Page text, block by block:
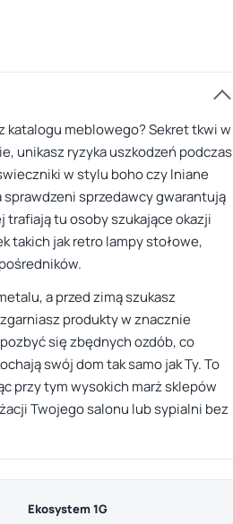
meblowego? Sekret tkwi w
unikasz ryzyka uszkodzeń podczas
w stylu boho czy lniane
sprawdzeni sprzedawcy gwarantują
tu osoby szukające okazji
takich jak retro lampy stołowe,
a przed zimą szukasz
produkty w znacznie
się zbędnych ozdób, co
swój dom tak samo jak Ty. To
przy tym wysokich marż sklepów
Twojego salonu lub sypialni bez
Ekosystem 1G